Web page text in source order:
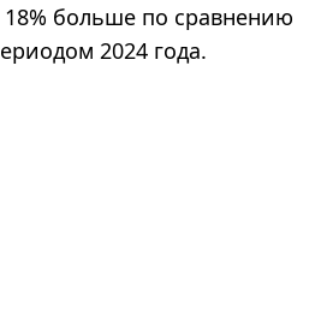
18% больше по сравнению
2024 года.